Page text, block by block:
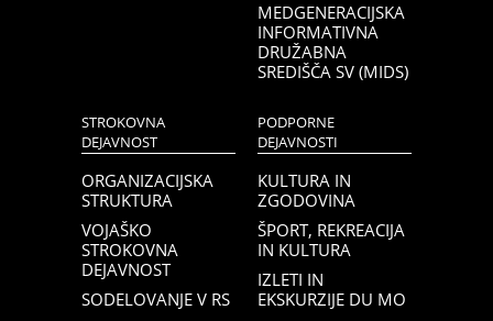
MEDGENERACIJSKA
INFORMATIVNA
DRUŽABNA
SREDIŠČA SV (MIDS)
STROKOVNA
DEJAVNOST
ORGANIZACIJSKA
STRUKTURA
VOJAŠKO
STROKOVNA
DEJAVNOST
SODELOVANJE V RS
PODPORNE
DEJAVNOSTI
KULTURA IN
ZGODOVINA
ŠPORT, REKREACIJA
IN KULTURA
IZLETI IN
EKSKURZIJE DU MO